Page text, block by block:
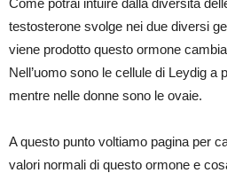
Come potrai intuire dalla diversità
testosterone svolge nei due diversi
viene prodotto questo ormone
Nell’uomo sono le cellule di Leydig a
mentre nelle donne sono le ovaie.
A questo punto voltiamo pagina per
valori normali di questo ormone e